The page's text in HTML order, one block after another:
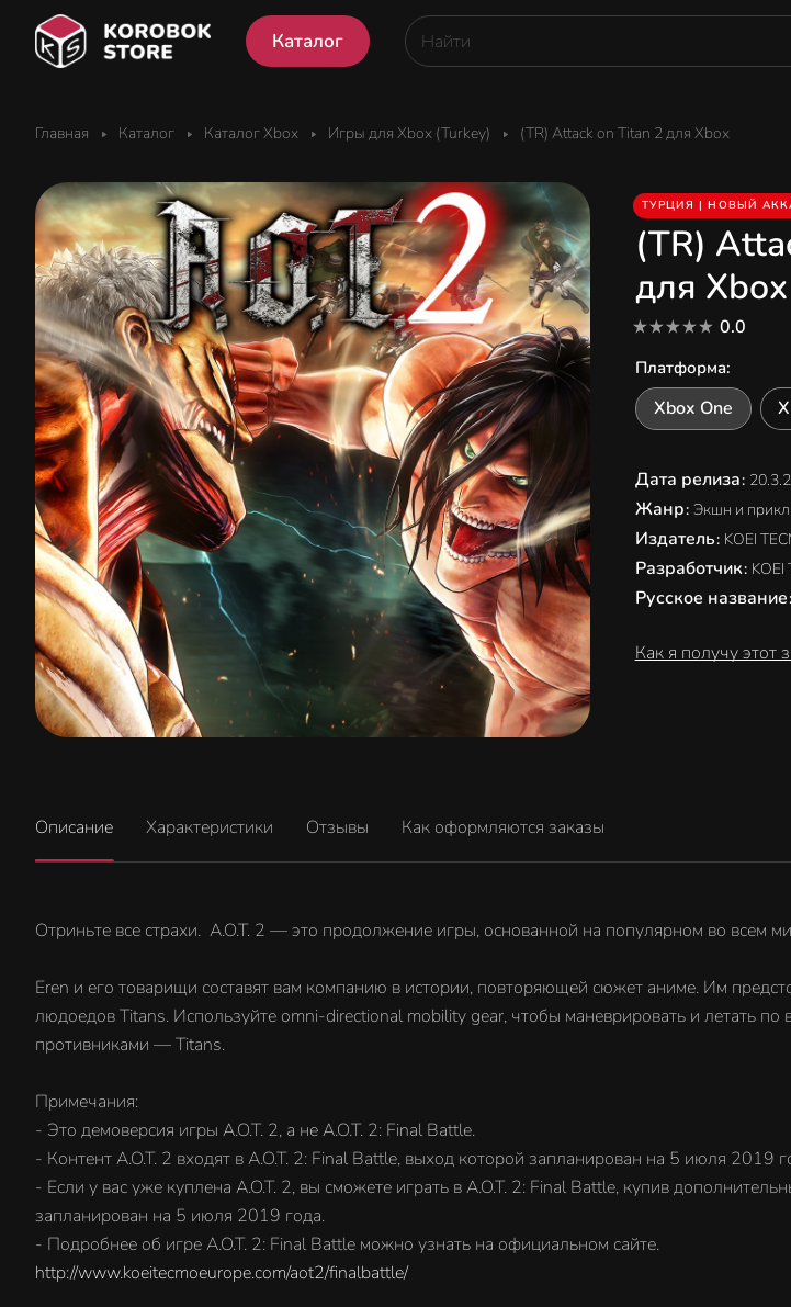
Каталог
Главная Каталог Каталог Xbox Игры для Xbox (Turkey) (TR) Attack on Titan 2 для Xbox
ТУРЦИЯ | НОВЫЙ
(TR)
для Xbox
0.0
Платформа:
Xbox One
Дата релиза:
Жанр: Экшн и
Издатель: KOEI
Разработчик: KOEI
Русское название:
Как я получу этот
Описание Характеристики Отзывы Как оформляются заказы
Отриньте все страхи. A.O.T. 2 — это продолжение игры, основанной на популярном во всем
Eren и его товарищи составят вам компанию в истории, повторяющей сюжет аниме. Им
людоедов Titans. Используйте omni-directional mobility gear, чтобы маневрировать и летать по
противниками — Titans.
Примечания:
- Это демоверсия игры A.O.T. 2, а не A.O.T. 2: Final Battle.
- Контент A.O.T. 2 входят в A.O.T. 2: Final Battle, выход которой запланирован на 5 июля 2019
- Если у вас уже куплена A.O.T. 2, вы сможете играть в A.O.T. 2: Final Battle, купив
запланирован на 5 июля 2019 года.
- Подробнее об игре A.O.T. 2: Final Battle можно узнать на официальном сайте.
http://www.koeitecmoeurope.com/aot2/finalbattle/